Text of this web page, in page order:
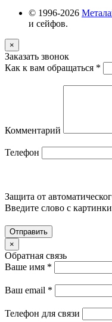
© 1996-2026
и сейфов.
×
Заказать звонок
Как к вам обращаться *
Комментарий
Телефон
Защита от
Введите слово с картинки
Отправить
×
Обратная связь
Ваше имя *
Ваш email *
Телефон для связи